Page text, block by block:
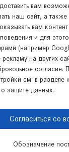
вам
наш сайт, а также
вам
поведения и для
(например
рекламу на других
см. в разделе
защите данных.
Согласиться со
Обозначение
Украинский